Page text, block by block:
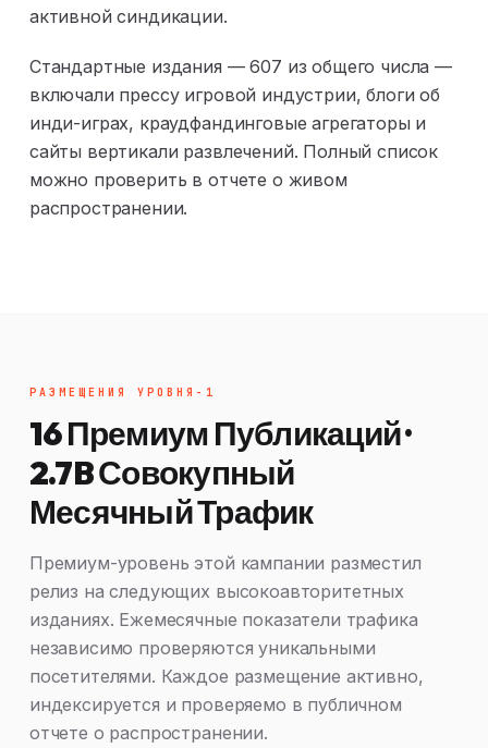
активной синдикации.
Стандартные издания — 607 из общего числа —
включали прессу игровой индустрии, блоги об
инди-играх, краудфандинговые агрегаторы и
сайты вертикали развлечений. Полный список
можно проверить в отчете о живом
распространении.
РАЗМЕЩЕНИЯ УРОВНЯ-1
16 Премиум Публикаций ·
2.7B Совокупный
Месячный Трафик
Премиум-уровень этой кампании разместил
релиз на следующих высокоавторитетных
изданиях. Ежемесячные показатели трафика
независимо проверяются уникальными
посетителями. Каждое размещение активно,
индексируется и проверяемо в публичном
отчете о распространении.